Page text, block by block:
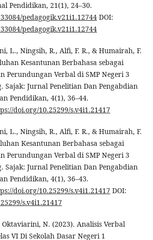
Pendidikan, 21(1), 24–30.
pedagogik.v21i1.12744DOI:
pedagogik.v21i1.12744
L., Ningsih, R., Alfi, F. R., & Humairah, F.
Kesantunan Berbahasa sebagai
Perundungan Verbal di SMP Negeri 3
Sajak: Jurnal Penelitian Dan Pengabdian
Pendidikan, 4(1), 36–44.
doi.org/10.25299/s.v4i1.21417
L., Ningsih, R., Alfi, F. R., & Humairah, F.
Kesantunan Berbahasa sebagai
Perundungan Verbal di SMP Negeri 3
Sajak: Jurnal Penelitian Dan Pengabdian
Pendidikan, 4(1), 36–43.
doi.org/10.25299/s.v4i1.21417 DOI:
s.v4i1.21417
N. (2023). Analisis Verbal
VI Di Sekolah Dasar Negeri 1